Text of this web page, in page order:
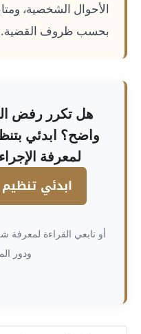
الأحوال الشخصية،
بحسب ظروف القضية.
هل تكرر رفض
واضح؟ ابدئي
لمعرفة
ابدئي
أو تابعي القراءة
ودور